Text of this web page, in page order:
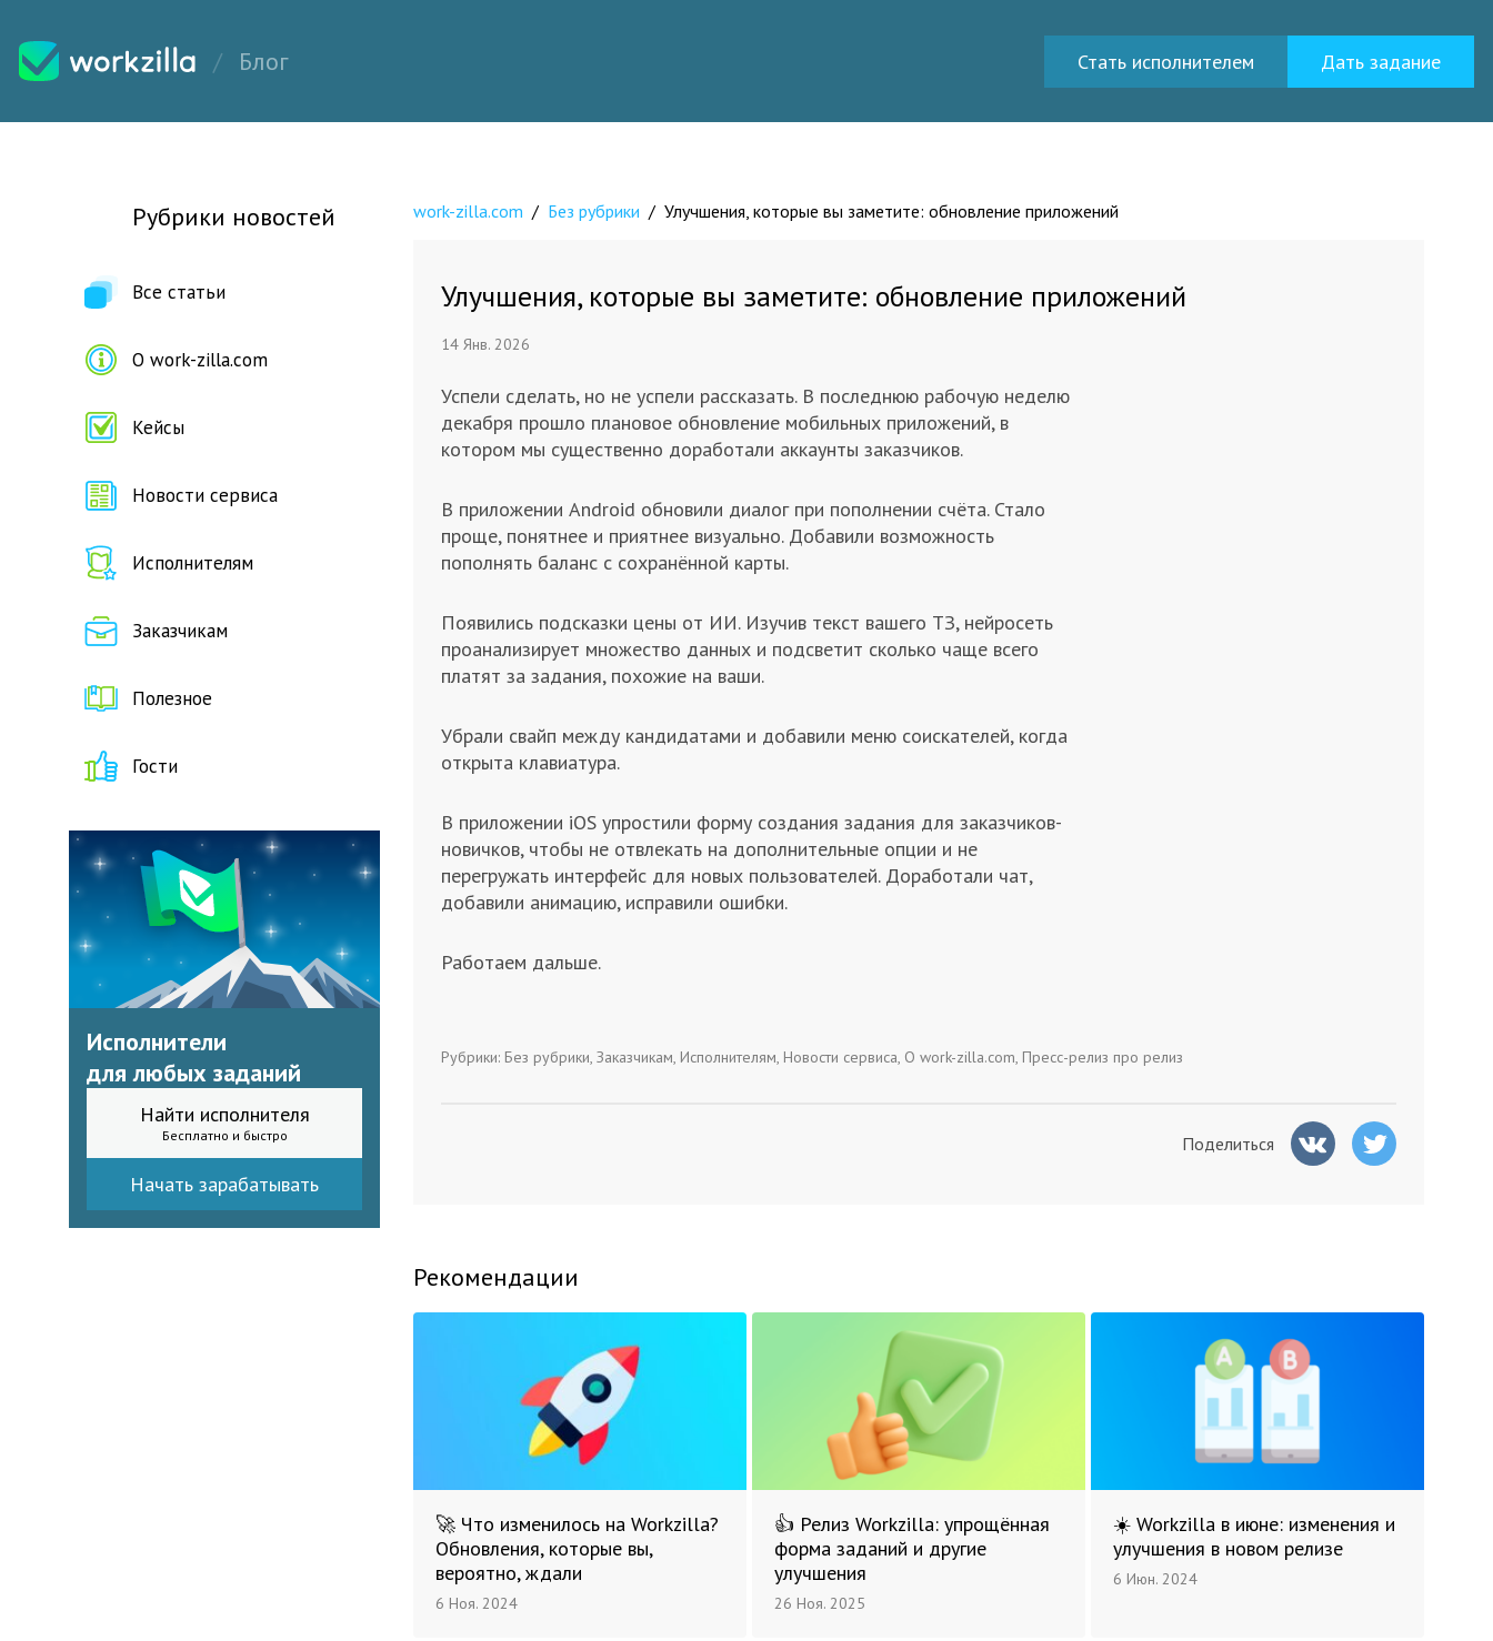
Блог Стать исполнителем Дать задание
Рубрики новостей
Все статьи
О work-zilla.com
Кейсы
Новости сервиса
Исполнителям
Заказчикам
Полезное
Гости
Исполнители
для любых заданий
Найти исполнителя
Бесплатно и быстро
Начать зарабатывать
work-zilla.com / Без рубрики / Улучшения, которые вы заметите: обновление приложений
Улучшения, которые вы заметите: обновление приложений
14 Янв. 2026
Успели сделать, но не успели рассказать. В последнюю рабочую неделю
декабря прошло плановое обновление мобильных приложений, в
котором мы существенно доработали аккаунты заказчиков.
В приложении Android обновили диалог при пополнении счёта. Стало
проще, понятнее и приятнее визуально. Добавили возможность
пополнять баланс с сохранённой карты.
Появились подсказки цены от ИИ. Изучив текст вашего ТЗ, нейросеть
проанализирует множество данных и подсветит сколько чаще всего
платят за задания, похожие на ваши.
Убрали свайп между кандидатами и добавили меню соискателей, когда
открыта клавиатура.
В приложении iOS упростили форму создания задания для заказчиков-
новичков, чтобы не отвлекать на дополнительные опции и не
перегружать интерфейс для новых пользователей. Доработали чат,
добавили анимацию, исправили ошибки.
Работаем дальше.
Рубрики: Без рубрики Заказчикам Исполнителям Новости сервиса О work-zilla.com Пресс-релиз про релиз
Поделиться
Рекомендации
🚀 Что изменилось на Workzilla?
Обновления, которые вы,
вероятно, ждали
6 Ноя. 2024
👍 Релиз Workzilla: упрощённая
форма заданий и другие
улучшения
26 Ноя. 2025
☀️ Workzilla в июне: изменения и
улучшения в новом релизе
6 Июн. 2024